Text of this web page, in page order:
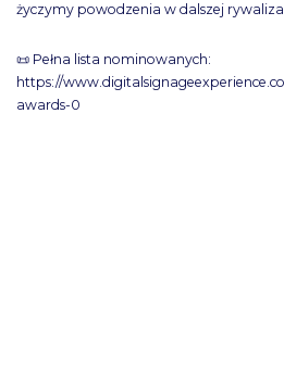
życzymy powodzenia w dalszej
📜 Pełna lista nominowanych:
https://
awards-0